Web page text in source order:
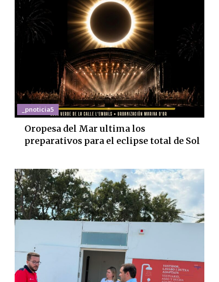
_pnoticia5
Oropesa del Mar ultima los
preparativos para el eclipse total de Sol